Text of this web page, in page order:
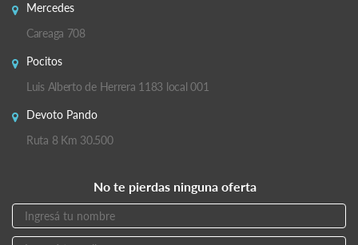
Mercedes
Careaga 708
Pocitos
Luis Alberto de Herrera 1183 local 001
Devoto Pando
Ruta 8 Km 30.500
No te pierdas ninguna oferta